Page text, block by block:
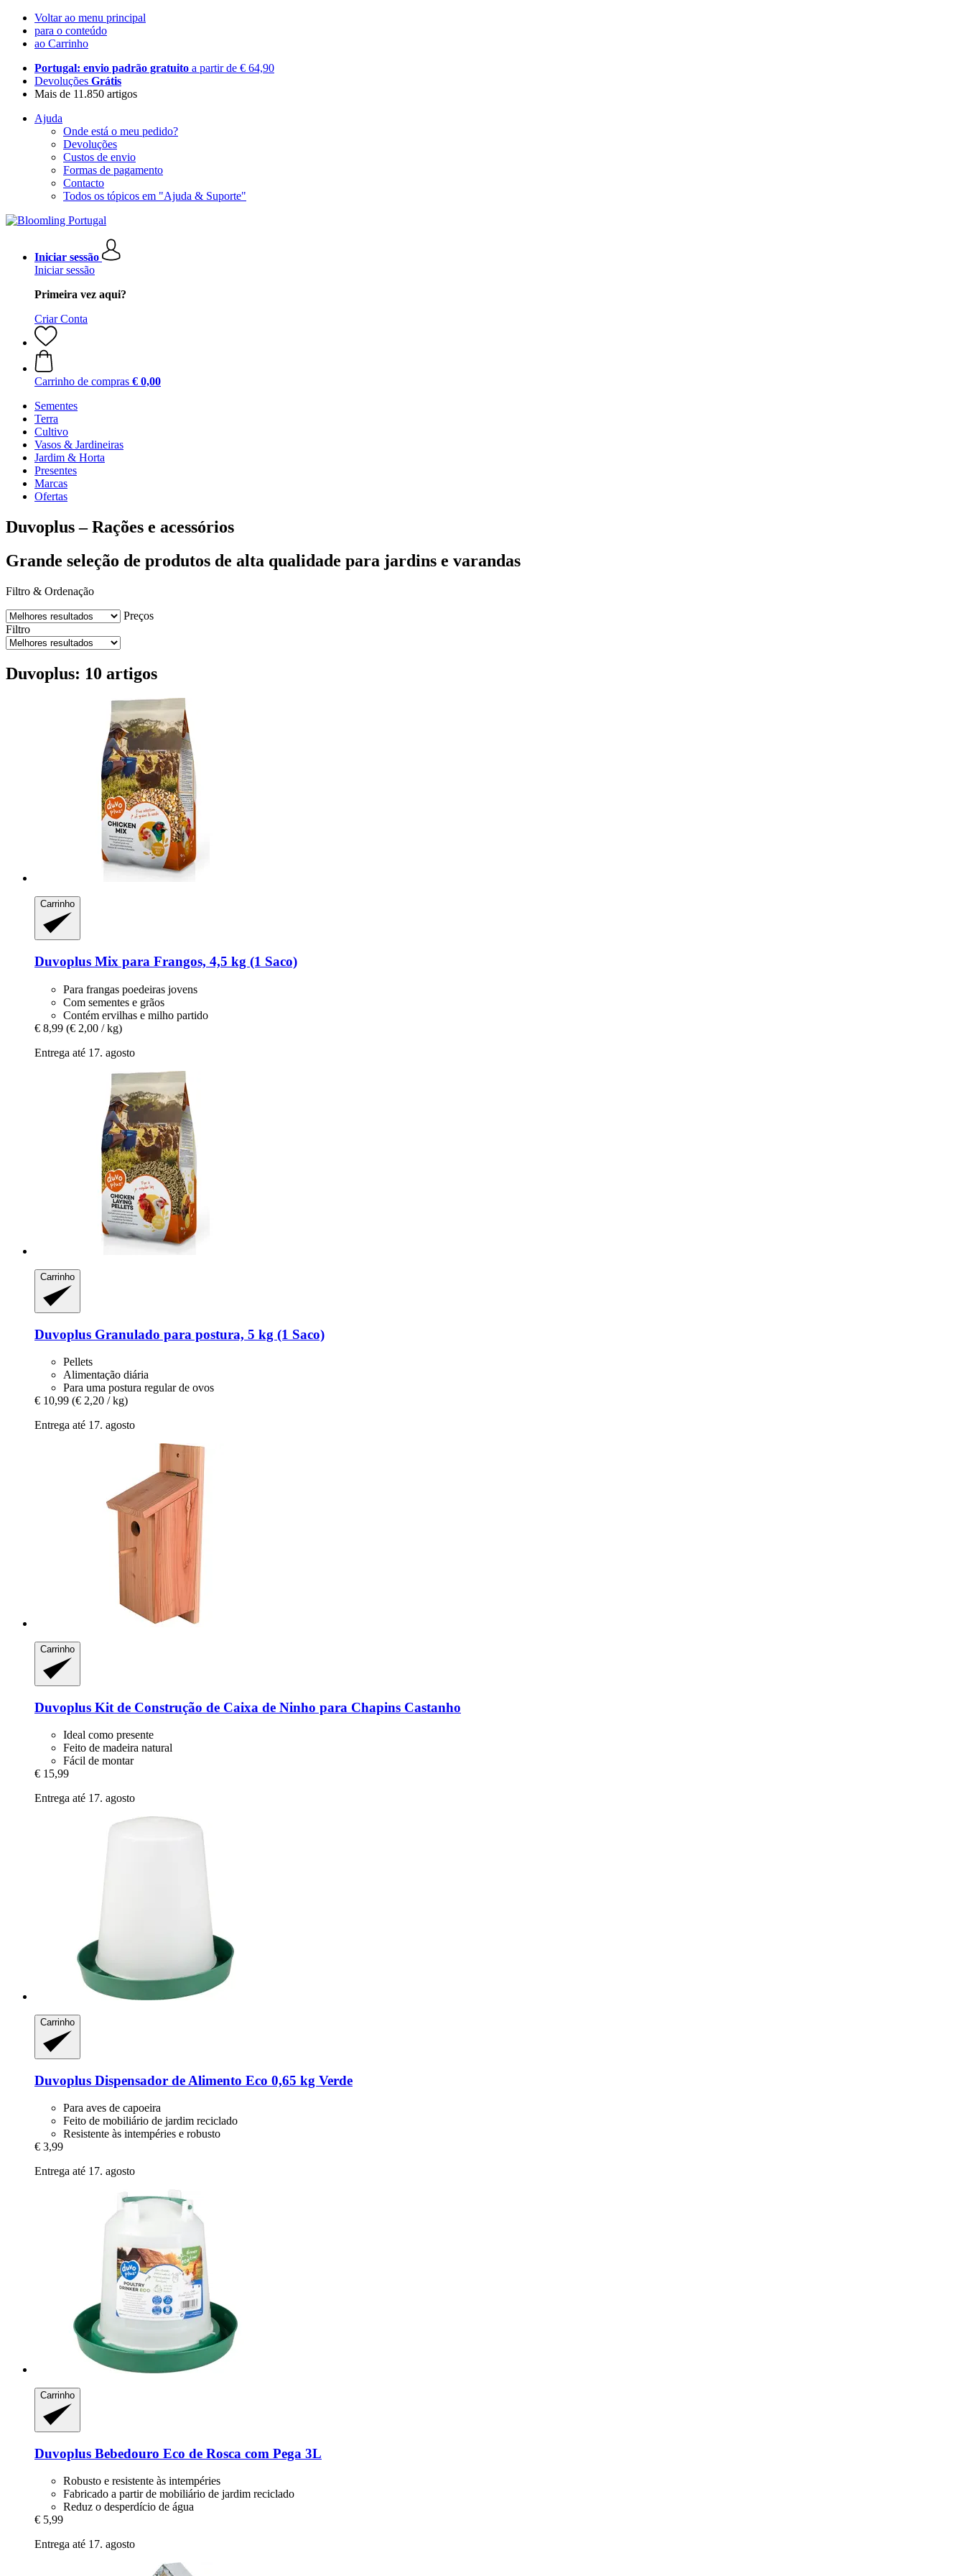
Voltar ao menu principal
para o conteúdo
ao Carrinho
Portugal: envio padrão gratuito a partir de € 64,90
Devoluções Grátis
Mais de 11.850 artigos
Ajuda
Onde está o meu pedido?
Devoluções
Custos de envio
Formas de pagamento
Contacto
Todos os tópicos em "Ajuda & Suporte"
Iniciar sessão
Iniciar sessão
Primeira vez aqui?
Criar Conta
Carrinho de compras € 0,00
Sementes
Terra
Cultivo
Vasos & Jardineiras
Jardim & Horta
Presentes
Marcas
Ofertas
Duvoplus – Rações e acessórios
Grande seleção de produtos de alta qualidade para jardins e varandas
Filtro & Ordenação
Preços
Filtro
Duvoplus: 10 artigos
Carrinho
Duvoplus Mix para Frangos, 4,5 kg (1 Saco)
Para frangas poedeiras jovens
Com sementes e grãos
Contém ervilhas e milho partido
€ 8,99 (€ 2,00 / kg)
Entrega até 17. agosto
Carrinho
Duvoplus Granulado para postura, 5 kg (1 Saco)
Pellets
Alimentação diária
Para uma postura regular de ovos
€ 10,99 (€ 2,20 / kg)
Entrega até 17. agosto
Carrinho
Duvoplus Kit de Construção de Caixa de Ninho para Chapins Castanho
Ideal como presente
Feito de madeira natural
Fácil de montar
€ 15,99
Entrega até 17. agosto
Carrinho
Duvoplus Dispensador de Alimento Eco 0,65 kg Verde
Para aves de capoeira
Feito de mobiliário de jardim reciclado
Resistente às intempéries e robusto
€ 3,99
Entrega até 17. agosto
Carrinho
Duvoplus Bebedouro Eco de Rosca com Pega 3L
Robusto e resistente às intempéries
Fabricado a partir de mobiliário de jardim reciclado
Reduz o desperdício de água
€ 5,99
Entrega até 17. agosto